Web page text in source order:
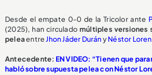
Desde el empate 0-0 de la Tricolor ante
(2025), han circulado múltiples versiones
peleaentreJhon Jáder DurányNéstor
Antecedente: EN VIDEO: “Tienen que
habló sobre supuesta pelea con Néstor